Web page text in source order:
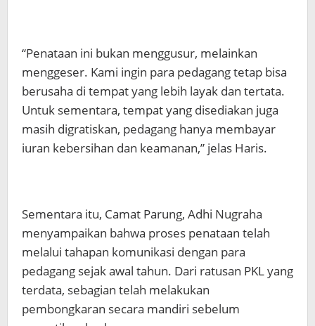
“Penataan ini bukan menggusur, melainkan
menggeser. Kami ingin para pedagang tetap bisa
berusaha di tempat yang lebih layak dan tertata.
Untuk sementara, tempat yang disediakan juga
masih digratiskan, pedagang hanya membayar
iuran kebersihan dan keamanan,” jelas Haris.
Sementara itu, Camat Parung, Adhi Nugraha
menyampaikan bahwa proses penataan telah
melalui tahapan komunikasi dengan para
pedagang sejak awal tahun. Dari ratusan PKL yang
terdata, sebagian telah melakukan
pembongkaran secara mandiri sebelum